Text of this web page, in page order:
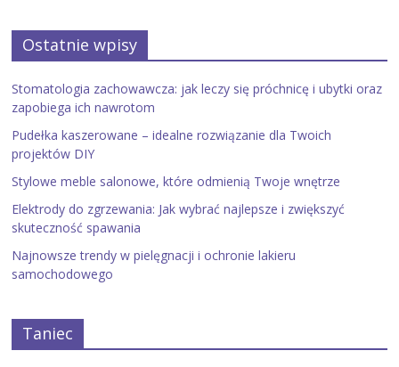
Ostatnie wpisy
Stomatologia zachowawcza: jak leczy się próchnicę i ubytki oraz
zapobiega ich nawrotom
Pudełka kaszerowane – idealne rozwiązanie dla Twoich
projektów DIY
Stylowe meble salonowe, które odmienią Twoje wnętrze
Elektrody do zgrzewania: Jak wybrać najlepsze i zwiększyć
skuteczność spawania
Najnowsze trendy w pielęgnacji i ochronie lakieru
samochodowego
Taniec